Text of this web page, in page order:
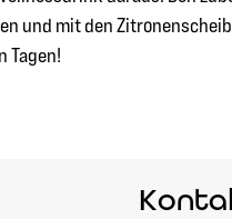
und mit den
Tagen!